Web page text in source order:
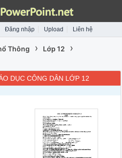
Đăng nhập Upload Liên hệ
Thông › Lớp 12 ›
DỤC CÔNG DÂN LỚP 12